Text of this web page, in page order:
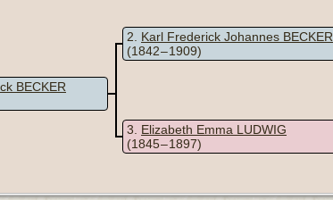
BECKER
2
Karl Frederick Johannes BECKER
(1842 – 1909)
3
Elizabeth Emma LUDWIG
(1845 – 1897)